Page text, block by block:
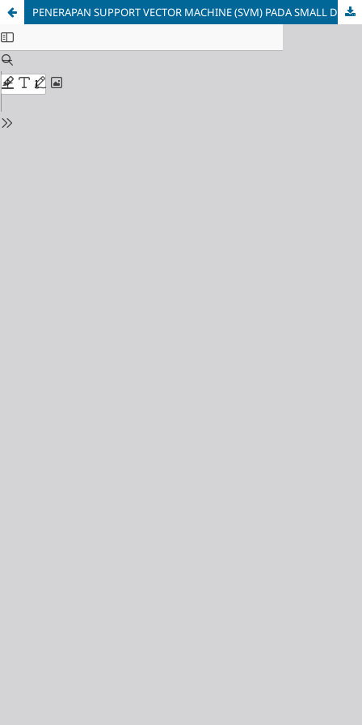
PENERAPAN SUPPORT VECTOR MACHINE (SVM) PADA SMALL DATASET UNTUK DETEKSI DINI GANGGUAN AUTISME